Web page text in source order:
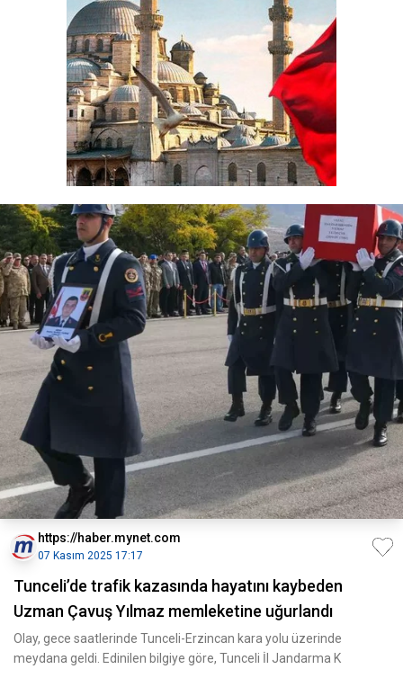
https://haber.mynet.com
07 Kasım 2025 17:17
Tunceli’de trafik kazasında hayatını kaybeden
Uzman Çavuş Yılmaz memleketine uğurlandı
Olay, gece saatlerinde Tunceli-Erzincan kara yolu üzerinde
meydana geldi. Edinilen bilgiye göre, Tunceli İl Jandarma K